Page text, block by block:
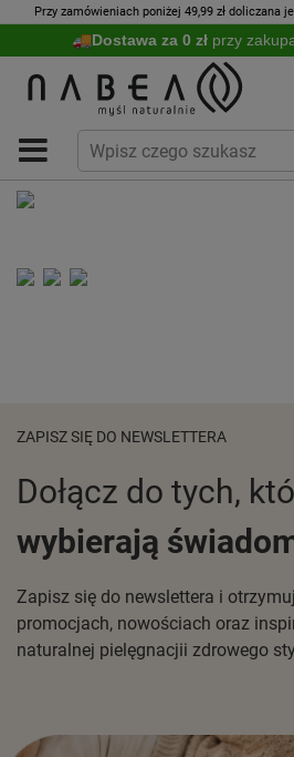
Przy zamówieniach poniżej 49,99 zł doliczana
Dostawa za 0 zł przy
ZAPISZ SIĘ DO NEWSLETTERA
Dołącz do tych,
wybierają
Zapisz się do newslettera i
promocjach, nowościach oraz
naturalnej pielęgnacjii zdrowego